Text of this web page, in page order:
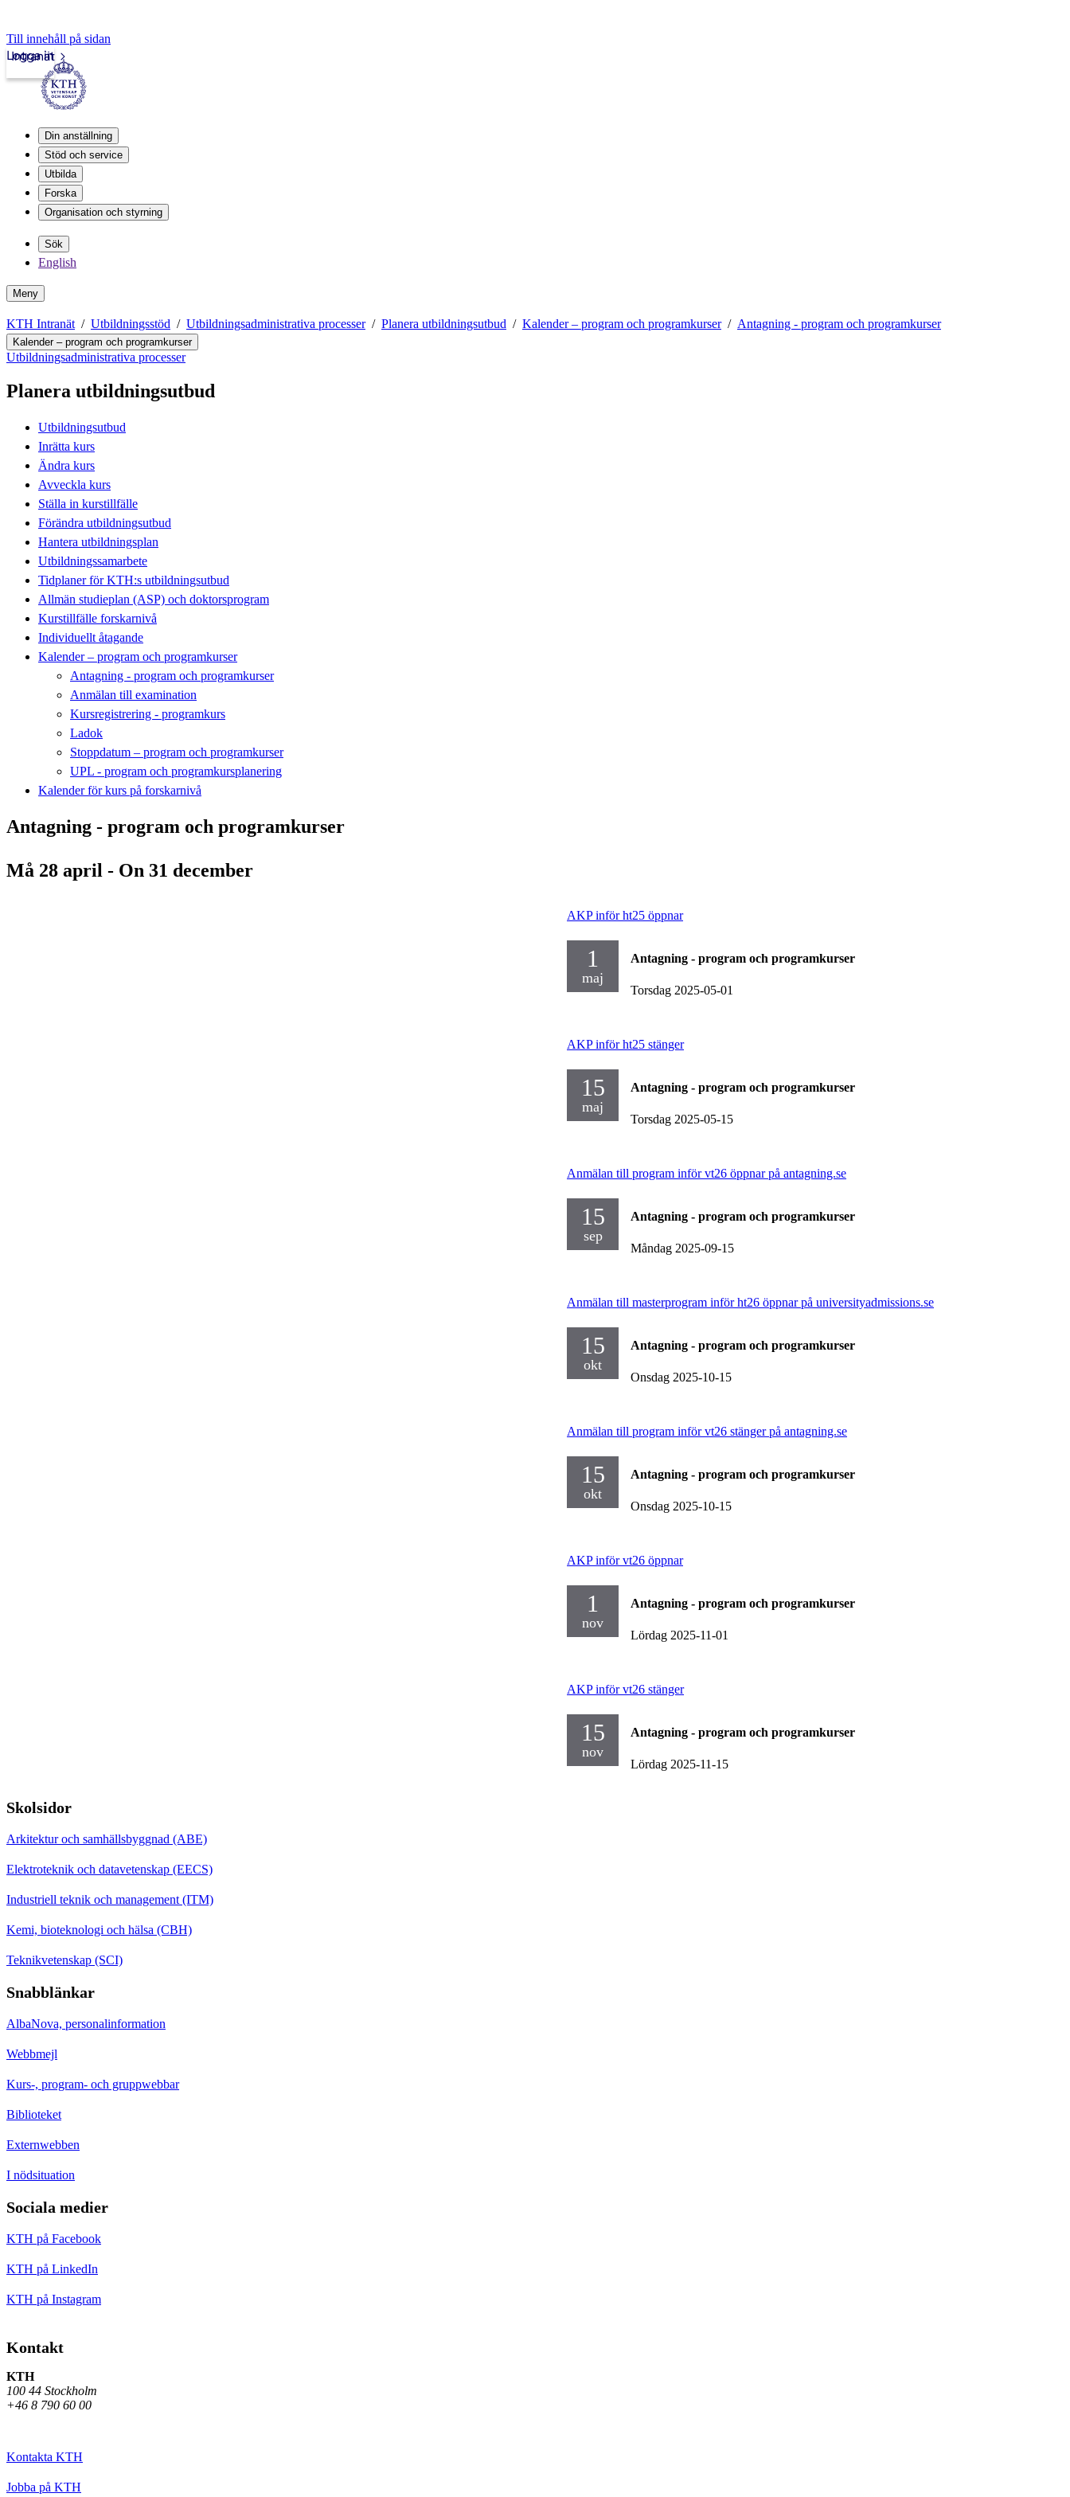
Till innehåll på sidan
Intranät
Logga in
Din anställning
Stöd och service
Utbilda
Forska
Organisation och styrning
Sök
English
Meny
KTH Intranät Utbildningsstöd Utbildningsadministrativa processer Planera utbildningsutbud Kalender – program och programkurser Antagning - program och programkurser
Kalender – program och programkurser
Utbildningsadministrativa processer
Planera utbildningsutbud
Utbildningsutbud
Inrätta kurs
Ändra kurs
Avveckla kurs
Ställa in kurstillfälle
Förändra utbildningsutbud
Hantera utbildningsplan
Utbildningssamarbete
Tidplaner för KTH:s utbildningsutbud
Allmän studieplan (ASP) och doktorsprogram
Kurstillfälle forskarnivå
Individuellt åtagande
Kalender – program och programkurser
Antagning - program och programkurser
Anmälan till examination
Kursregistrering - programkurs
Ladok
Stoppdatum – program och programkurser
UPL - program och programkursplanering
Kalender för kurs på forskarnivå
Antagning - program och programkurser
Må 28 april - On 31 december
AKP inför ht25 öppnar
1
maj
Antagning - program och programkurser
Torsdag 2025-05-01
AKP inför ht25 stänger
15
maj
Antagning - program och programkurser
Torsdag 2025-05-15
Anmälan till program inför vt26 öppnar på antagning.se
15
sep
Antagning - program och programkurser
Måndag 2025-09-15
Anmälan till masterprogram inför ht26 öppnar på universityadmissions.se
15
okt
Antagning - program och programkurser
Onsdag 2025-10-15
Anmälan till program inför vt26 stänger på antagning.se
15
okt
Antagning - program och programkurser
Onsdag 2025-10-15
AKP inför vt26 öppnar
1
nov
Antagning - program och programkurser
Lördag 2025-11-01
AKP inför vt26 stänger
15
nov
Antagning - program och programkurser
Lördag 2025-11-15
Skolsidor
Arkitektur och samhällsbyggnad (ABE)
Elektroteknik och datavetenskap (EECS)
Industriell teknik och management (ITM)
Kemi, bioteknologi och hälsa (CBH)
Teknikvetenskap (SCI)
Snabblänkar
AlbaNova, personalinformation
Webbmejl
Kurs-, program- och gruppwebbar
Biblioteket
Externwebben
I nödsituation
Sociala medier
KTH på Facebook
KTH på LinkedIn
KTH på Instagram
Kontakt
KTH
100 44 Stockholm
+46 8 790 60 00
Kontakta KTH
Jobba på KTH